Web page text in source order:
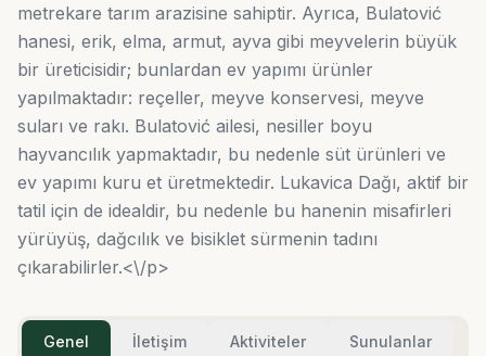
metrekare tarım arazisine sahiptir. Ayrıca, Bulatović
hanesi, erik, elma, armut, ayva gibi meyvelerin büyük
bir üreticisidir; bunlardan ev yapımı ürünler
yapılmaktadır: reçeller, meyve konservesi, meyve
suları ve rakı. Bulatović ailesi, nesiller boyu
hayvancılık yapmaktadır, bu nedenle süt ürünleri ve
ev yapımı kuru et üretmektedir. Lukavica Dağı, aktif bir
tatil için de idealdir, bu nedenle bu hanenin misafirleri
yürüyüş, dağcılık ve bisiklet sürmenin tadını
çıkarabilirler.<\/p>
Genel İletişim Aktiviteler Sunulanlar